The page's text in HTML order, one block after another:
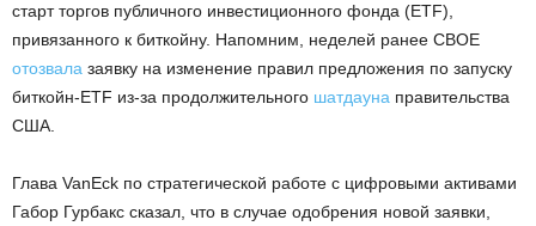
старт торгов публичного инвестиционного фонда (ETF),
привязанного к биткойну. Напомним, неделей ранее CBOE
отозвала заявку на изменение правил предложения по запуску
биткойн-ETF из-за продолжительного шатдауна правительства
США.
Глава VanEck по стратегической работе с цифровыми активами
Габор Гурбакс сказал, что в случае одобрения новой заявки,